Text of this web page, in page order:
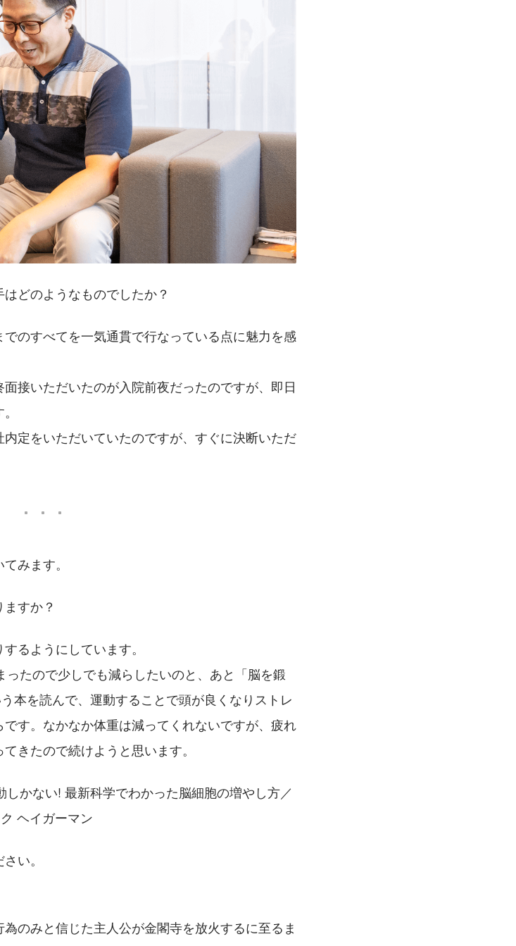
どのようなものでしたか？
のすべてを一気通貫で行なっている点に魅力を感
接いただいたのが入院前夜だったのですが、即日
定をいただいていたのですが、すぐに決断いただ
みます。
すか？
るようにしています。
たので少しでも減らしたいのと、あと「脳を鍛
本を読んで、運動することで頭が良くなりストレ
す。なかなか体重は減ってくれないですが、疲れ
きたので続けようと思います。
かない! 最新科学でわかった脳細胞の増やし方／
ヘイガーマン
い。
のみと信じた主人公が金閣寺を放火するに至るま